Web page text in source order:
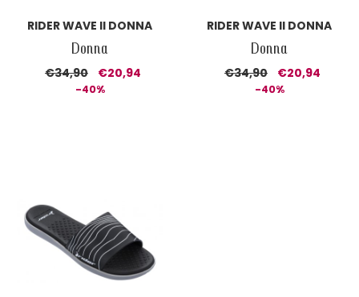
RIDER WAVE II DONNA
Donna
€34,90 €20,94
-40%
RIDER WAVE II DONNA
Donna
€34,90 €20,94
-40%